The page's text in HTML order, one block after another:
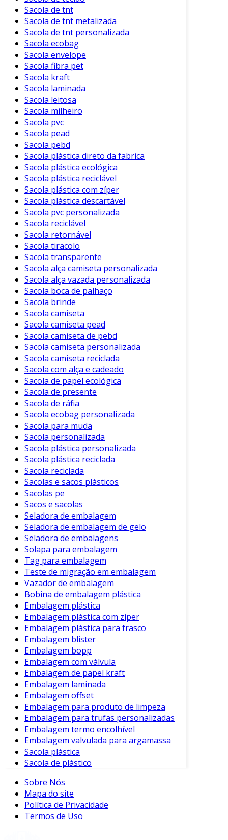
Sacola de tnt
Sacola de tnt metalizada
Sacola de tnt personalizada
Sacola ecobag
Sacola envelope
Sacola fibra pet
Sacola kraft
Sacola laminada
Sacola leitosa
Sacola milheiro
Sacola pvc
Sacola pead
Sacola pebd
Sacola plástica direto da fabrica
Sacola plástica ecológica
Sacola plástica reciclável
Sacola plástica com zíper
Sacola plástica descartável
Sacola pvc personalizada
Sacola reciclável
Sacola retornável
Sacola tiracolo
Sacola transparente
Sacola alça camiseta personalizada
Sacola alça vazada personalizada
Sacola boca de palhaço
Sacola brinde
Sacola camiseta
Sacola camiseta pead
Sacola camiseta de pebd
Sacola camiseta personalizada
Sacola camiseta reciclada
Sacola com alça e cadeado
Sacola de papel ecológica
Sacola de presente
Sacola de ráfia
Sacola ecobag personalizada
Sacola para muda
Sacola personalizada
Sacola plástica personalizada
Sacola plástica reciclada
Sacola reciclada
Sacolas e sacos plásticos
Sacolas pe
Sacos e sacolas
Seladora de embalagem
Seladora de embalagem de gelo
Seladora de embalagens
Solapa para embalagem
Tag para embalagem
Teste de migração em embalagem
Vazador de embalagem
Bobina de embalagem plástica
Embalagem plástica
Embalagem plástica com zíper
Embalagem plástica para frasco
Embalagem blister
Embalagem bopp
Embalagem com válvula
Embalagem de papel kraft
Embalagem laminada
Embalagem offset
Embalagem para produto de limpeza
Embalagem para trufas personalizadas
Embalagem termo encolhível
Embalagem valvulada para argamassa
Sacola plástica
Sacola de plástico
Sobre Nós
Mapa do site
Política de Privacidade
Termos de Uso